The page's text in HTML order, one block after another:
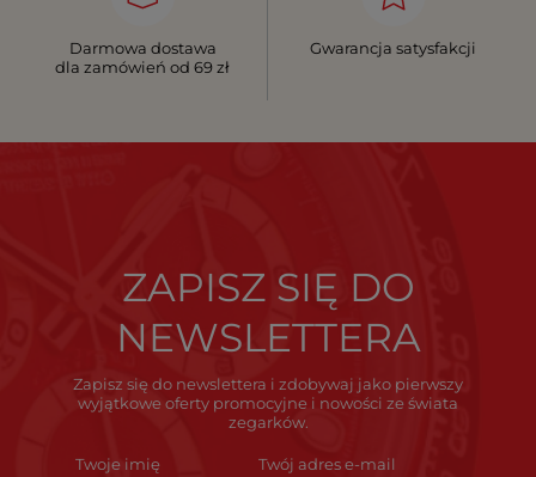
Darmowa dostawa
dla zamówień od 69 zł
Gwarancja satysfakcji
ZAPISZ SIĘ DO
NEWSLETTERA
Zapisz się do newslettera i zdobywaj jako pierwszy
wyjątkowe oferty promocyjne i nowości ze świata
zegarków.